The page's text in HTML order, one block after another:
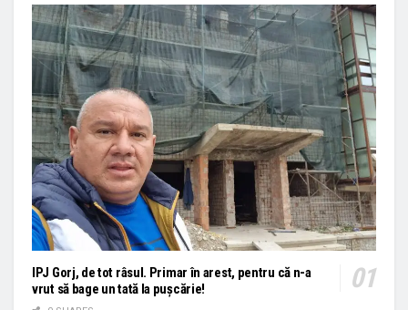
IPJ Gorj, de tot râsul. Primar în arest, pentru că n-a
vrut să bage un tată la pușcărie!